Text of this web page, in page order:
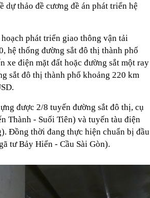
dự án Tiên Dương Park City
dự thảo đề cương đề án phát triển hệ
phát triển giao thông vận tải
hệ thống đường sắt đô thị thành phố
xe điện mặt đất hoặc đường sắt một ray
sắt đô thị thành phố khoảng 220 km
được 2/8 tuyến đường sắt đô thị, cụ
Thành - Suối Tiên) và tuyến tàu điện
Đồng thời đang thực hiện chuẩn bị đầu
tư Bảy Hiển - Cầu Sài Gòn).